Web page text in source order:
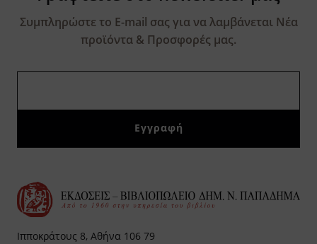
Συμπληρώστε το E-mail σας για να λαμβάνεται Νέα
προϊόντα & Προσφορές μας.
Ιπποκράτους 8, Αθήνα 106 79